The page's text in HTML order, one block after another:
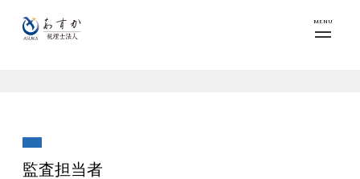
MENU
監査担当者